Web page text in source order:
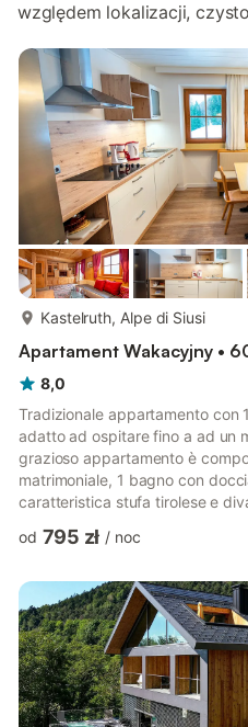
względem lokalizacji,
Kastelruth, Alpe di Siusi
Apartament Wakacyjny •
8,0
Tradizionale appartamento con
adatto ad ospitare fino a ad un
grazioso appartamento è
matrimoniale, 1 bagno con
caratteristica stufa tirolese e
sulla valle dal magnifico
lavastoviglie, piano cottura,
con freezer, utensili da cucina,
od 795 zł / noc